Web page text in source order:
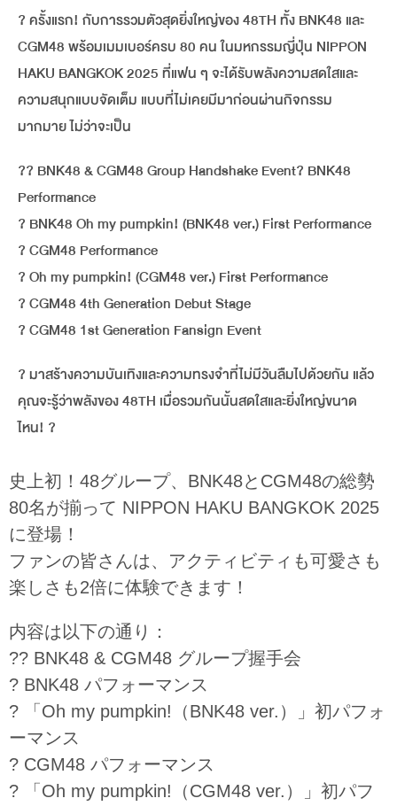
? ครั้งแรก! กับการรวมตัวสุดยิ่งใหญ่ของ 48TH ทั้ง BNK48 และ
CGM48 พร้อมเมมเบอร์ครบ 80 คน ในมหกรรมญี่ปุ่น NIPPON
HAKU BANGKOK 2025 ที่แฟน ๆ จะได้รับพลังความสดใสและ
ความสนุกแบบจัดเต็ม แบบที่ไม่เคยมีมาก่อนผ่านกิจกรรม
มากมาย ไม่ว่าจะเป็น
?? BNK48 & CGM48 Group Handshake Event? BNK48
Performance
? BNK48 Oh my pumpkin! (BNK48 ver.) First Performance
? CGM48 Performance
? Oh my pumpkin! (CGM48 ver.) First Performance
? CGM48 4th Generation Debut Stage
? CGM48 1st Generation Fansign Event
? มาสร้างความบันเทิงและความทรงจำที่ไม่มีวันลืมไปด้วยกัน แล้ว
คุณจะรู้ว่าพลังของ 48TH เมื่อรวมกันนั้นสดใสและยิ่งใหญ่ขนาด
ไหน! ?
史上初！48グループ、BNK48とCGM48の総勢
80名が揃って NIPPON HAKU BANGKOK 2025
に登場！
ファンの皆さんは、アクティビティも可愛さも
楽しさも2倍に体験できます！
内容は以下の通り：
?? BNK48 & CGM48 グループ握手会
? BNK48 パフォーマンス
? 「Oh my pumpkin!（BNK48 ver.）」初パフォ
ーマンス
? CGM48 パフォーマンス
? 「Oh my pumpkin!（CGM48 ver.）」初パフ